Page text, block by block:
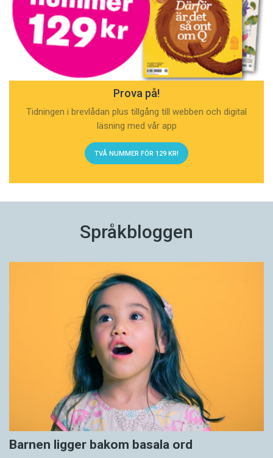
Prova på!
Tidningen i brevlådan plus tillgång till webben och digital
läsning med vår app
TVÅ NUMMER FÖR 129 KR!
Språkbloggen
Barnen ligger bakom basala ord